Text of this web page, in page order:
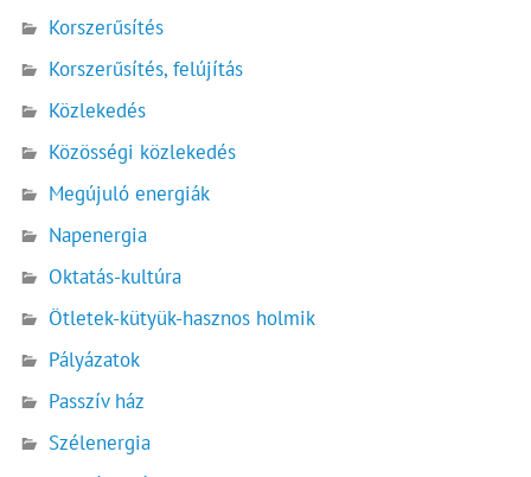
Korszerűsítés
Korszerűsítés, felújítás
Közlekedés
Közösségi közlekedés
Megújuló energiák
Napenergia
Oktatás-kultúra
Ötletek-kütyük-hasznos holmik
Pályázatok
Passzív ház
Szélenergia